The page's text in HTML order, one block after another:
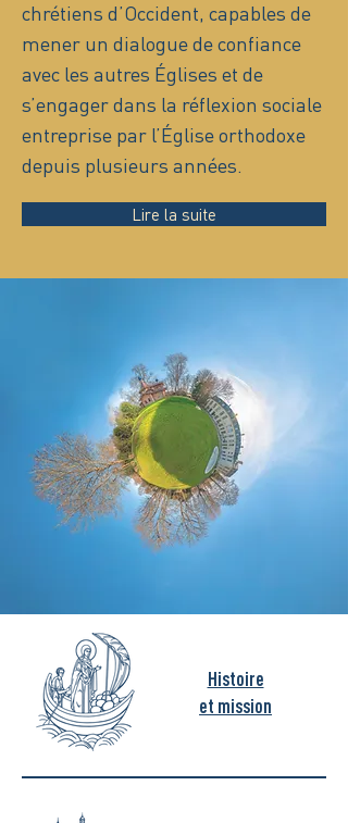
chrétiens d’Occident, capables de
mener un dialogue de confiance
avec les autres Églises et de
s’engager dans la réflexion sociale
entreprise par l’Église orthodoxe
depuis plusieurs années.
Lire la suite
Histoire
et mission